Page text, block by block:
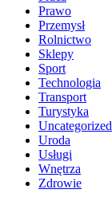
Prawo
Przemysł
Rolnictwo
Sklepy
Sport
Technologia
Transport
Turystyka
Uncategorized
Uroda
Usługi
Wnętrza
Zdrowie